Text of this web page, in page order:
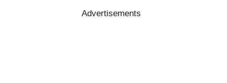
Advertisements